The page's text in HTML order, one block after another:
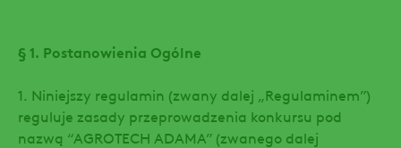
§ 1. Postanowienia Ogólne
1. Niniejszy regulamin (zwany dalej „Regulaminem”)
reguluje zasady przeprowadzenia konkursu pod
nazwą “AGROTECH ADAMA” (zwanego dalej